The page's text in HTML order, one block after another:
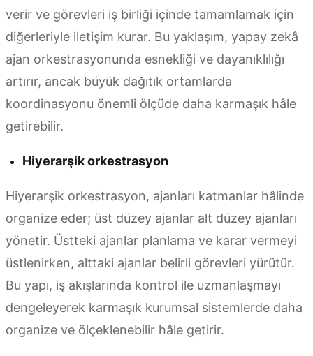
verir ve görevleri iş birliği içinde tamamlamak için
diğerleriyle iletişim kurar. Bu yaklaşım, yapay zekâ
ajan orkestrasyonunda esnekliği ve dayanıklılığı
artırır, ancak büyük dağıtık ortamlarda
koordinasyonu önemli ölçüde daha karmaşık hâle
getirebilir.
Hiyerarşik orkestrasyon
Hiyerarşik orkestrasyon, ajanları katmanlar hâlinde
organize eder; üst düzey ajanlar alt düzey ajanları
yönetir. Üstteki ajanlar planlama ve karar vermeyi
üstlenirken, alttaki ajanlar belirli görevleri yürütür.
Bu yapı, iş akışlarında kontrol ile uzmanlaşmayı
dengeleyerek karmaşık kurumsal sistemlerde daha
organize ve ölçeklenebilir hâle getirir.